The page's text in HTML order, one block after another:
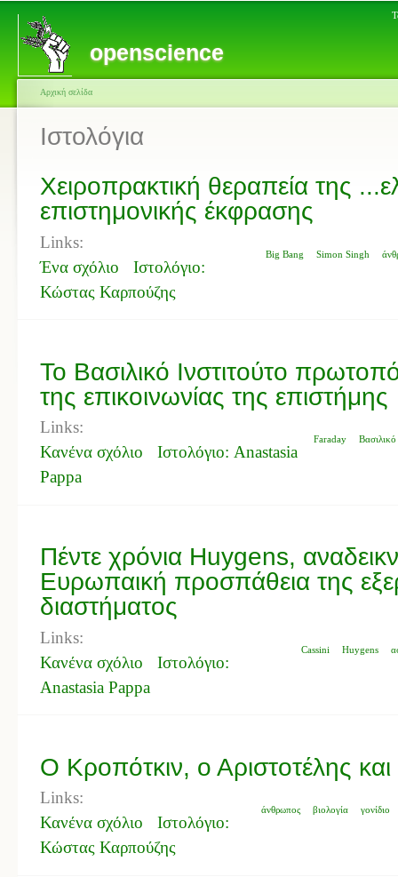
openscience
Αρχική σελίδα
Ιστολόγια
Χειροπρακτική θεραπεία της
επιστημονικής έκφρασης
Big Bang Simon Singh
Links:
Ένα σχόλιο
Ιστολόγιο:
Κώστας Καρπούζης
Το Βασιλικό Ινστιτούτο
της επικοινωνίας της επιστήμης
Faraday Βασιλικό
Links:
Κανένα σχόλιο
Ιστολόγιο: Anastasia
Pappa
Πέντε χρόνια Huygens,
Ευρωπαική προσπάθεια της
διαστήματος
Cassini Huygens
Links:
Κανένα σχόλιο
Ιστολόγιο:
Anastasia Pappa
Ο Κροπότκιν, ο Αριστοτέλης
άνθρωπος βιολογία γονίδιο
Links:
Κανένα σχόλιο
Ιστολόγιο:
Κώστας Καρπούζης